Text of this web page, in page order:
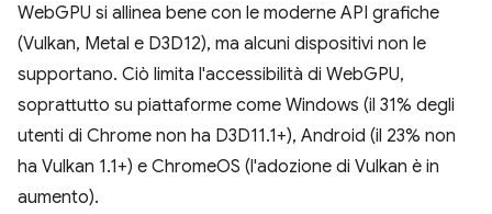
WebGPU si allinea bene con le moderne API grafiche
(Vulkan, Metal e D3D12), ma alcuni dispositivi non le
supportano. Ciò limita l'accessibilità di WebGPU,
soprattutto su piattaforme come Windows (il 31% degli
utenti di Chrome non ha D3D11.1+), Android (il 23% non
ha Vulkan 1.1+) e ChromeOS (l'adozione di Vulkan è in
aumento).